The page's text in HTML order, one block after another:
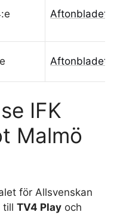
Aftonbladet/
Aftonbladet/
IFK
Malmö
för Allsvenskan
till TV4 Play och